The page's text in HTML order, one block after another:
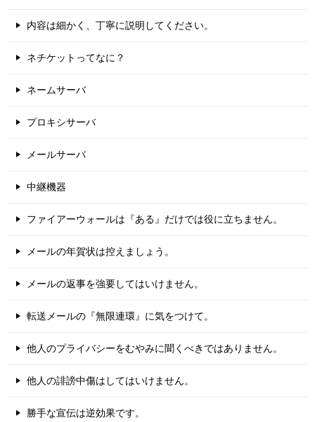
内容は細かく、丁寧に説明してください。
ネチケットってなに？
ネームサーバ
プロキシサーバ
メールサーバ
中継機器
ファイアーウォールは『ある』だけでは役に立ちません。
メールの年賀状は控えましょう。
メールの返事を強要してはいけません。
転送メールの『無限連環』に気をつけて。
他人のプライバシーをむやみに聞くべきではありません。
他人の誹謗中傷はしてはいけません。
勝手な宣伝は逆効果です。